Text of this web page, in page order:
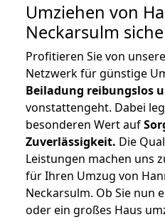
Umziehen von
Neckarsulm
Profitieren Sie von
Netzwerk für günstige
Beiladung reibungslos
vonstattengeht. Dabei
besonderen Wert auf
Zuverlässigkeit. Die
Leistungen machen uns
für Ihren Umzug von
Neckarsulm. Ob Sie nun
oder ein großes Haus